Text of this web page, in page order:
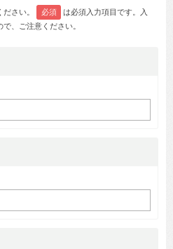
さい。 必須
は必須入力項目です。入
、ご注意ください。